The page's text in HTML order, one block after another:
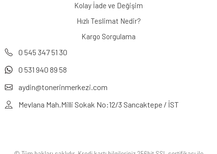
Kolay İade ve Değişim
Hızlı Teslimat Nedir?
Kargo Sorgulama
0 545 347 51 30
0 531 940 89 58
aydin@tonerinmerkezi.com
Mevlana Mah.Milli Sokak No:12/3 Sancaktepe / İST